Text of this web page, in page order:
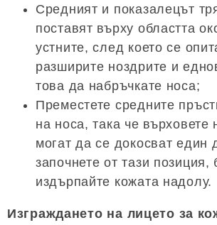
Средният и показалецът
поставят върху областта
устните, след което се
разширите ноздрите и
това да набръчкате носа;
Преместете средните
на носа, така че върховете
могат да се докосват един
започнете от тази позиция,
издърпайте кожата надолу.
Изграждането на лицето за